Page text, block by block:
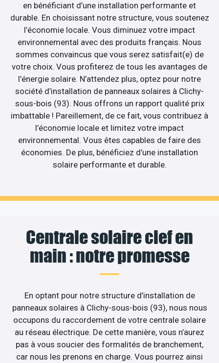
en bénéficiant d’une installation performante et
durable. En choisissant notre structure, vous soutenez
l’économie locale. Vous diminuez votre impact
environnemental avec des produits français. Nous
sommes convaincus que vous serez satisfait(e) de
votre choix. Vous profiterez de tous les avantages de
l’énergie solaire. N’attendez plus, optez pour notre
société d’installation de panneaux solaires à Clichy-
sous-bois (93). Nous offrons un rapport qualité prix
imbattable ! Pareillement, de ce fait, vous contribuez à
l’économie locale et limitez votre impact
environnemental. Vous êtes capables de faire des
économies. De plus, bénéficiez d’une installation
solaire performante et durable.
Centrale solaire clef en
main : notre promesse
En optant pour notre structure d’installation de
panneaux solaires à Clichy-sous-bois (93), nous nous
occupons du raccordement de votre centrale solaire
au réseau électrique. De cette manière, vous n’aurez
pas à vous soucier des formalités de branchement,
car nous les prenons en charge. Vous pourrez ainsi